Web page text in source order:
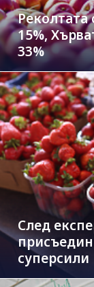
Реколтата
15%,
33%
След
суперсили